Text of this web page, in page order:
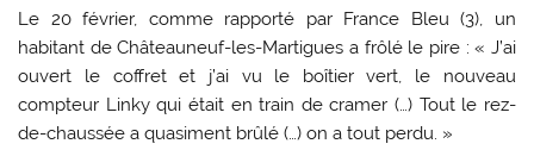
Le 20 février, comme rapporté par France Bleu (3), un
habitant de Châteauneuf-les-Martigues a frôlé le pire : « J’ai
ouvert le coffret et j’ai vu le boîtier vert, le nouveau
compteur Linky qui était en train de cramer (…) Tout le rez-
de-chaussée a quasiment brûlé (…) on a tout perdu. »